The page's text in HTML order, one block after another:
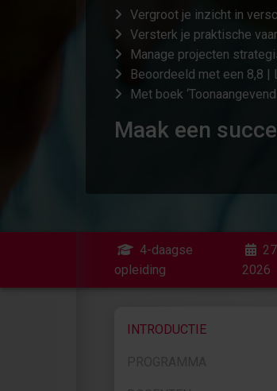
Vergroot je inzicht in
Versterk je praktische
Manage projecten
Beoordeeld met een 8,8 |
Met boek
Maak een
4-daagse
opleiding
2026
INTRODUCTIE